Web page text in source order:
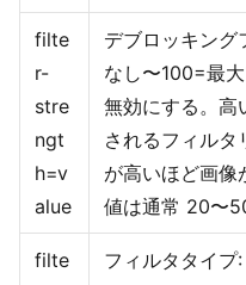
filte
r-
stre
ngt
h=v
alue
デブロッキング
なし〜100=最
無効にする。高
されるフィルタ
が高いほど画像
値は通常 20〜
filte
フィルタタイ